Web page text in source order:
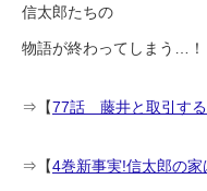
信太郎たちの
物語が終わってしまう…！
⇒【77話 藤井と取引する
⇒【4巻新事実!信太郎の家